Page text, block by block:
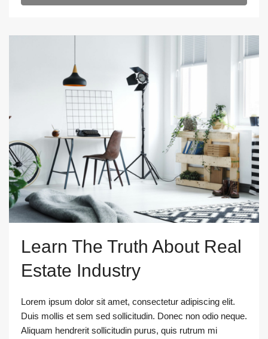
Learn The Truth About Real
Estate Industry
Lorem ipsum dolor sit amet, consectetur adipiscing elit.
Duis mollis et sem sed sollicitudin. Donec non odio neque.
Aliquam hendrerit sollicitudin purus, quis rutrum mi